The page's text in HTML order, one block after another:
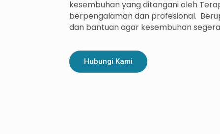
kesembuhan yang ditangani oleh
berpengalaman dan profesional.
dan bantuan agar kesembuhan
Hubungi Kami